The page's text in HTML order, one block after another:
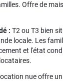
Offre de
: T2 ou T3 bien
locale. Les
et l'état
nue offre